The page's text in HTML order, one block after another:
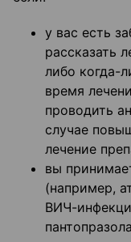
у вас есть
рассказать
либо когда-
время
проводить
случае
лечение
вы
(например,
ВИЧ-